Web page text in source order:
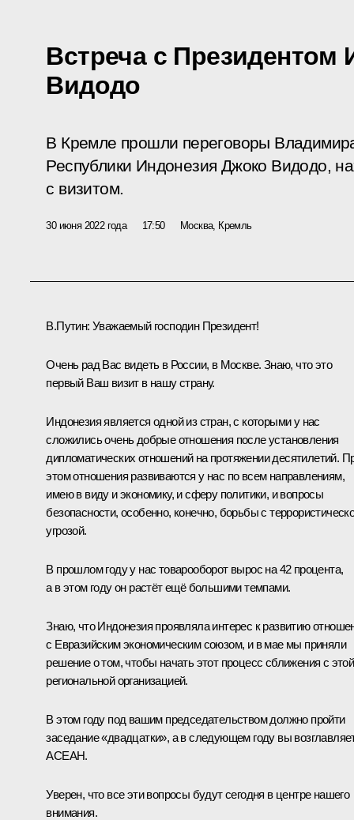
Встреча с Президентом
Видодо
В Кремле прошли переговоры
Республики Индонезия Джоко Видодо,
с визитом.
30 июня 2022 года 17:50 Москва, Кремль
В.Путин: Уважаемый господин Президент!
Очень рад Вас видеть в России, в Москве. Знаю, что это
первый Ваш визит в нашу страну.
Индонезия является одной из стран, с которыми у нас
сложились очень добрые отношения после установления
дипломатических отношений на протяжении десятилетий.
этом отношения развиваются у нас по всем направлениям,
имею в виду и экономику, и сферу политики, и вопросы
безопасности, особенно, конечно, борьбы с
угрозой.
В прошлом году у нас товарооборот вырос на 42 процента,
а в этом году он растёт ещё большими темпами.
Знаю, что Индонезия проявляла интерес к развитию
с Евразийским экономическим союзом, и в мае мы приняли
решение о том, чтобы начать этот процесс сближения с этой
региональной организацией.
В этом году под вашим председательством должно пройти
заседание «двадцатки», а в следующем году вы
АСЕАН.
Уверен, что все эти вопросы будут сегодня в центре нашего
внимания.